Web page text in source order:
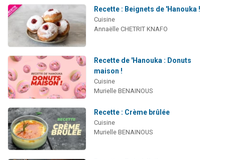
Recette : Beignets de 'Hanouka !
Cuisine
Annaëlle CHETRIT KNAFO
Recette de 'Hanouka : Donuts
maison !
Cuisine
Murielle BENAINOUS
Recette : Crème brûlée
Cuisine
Murielle BENAINOUS